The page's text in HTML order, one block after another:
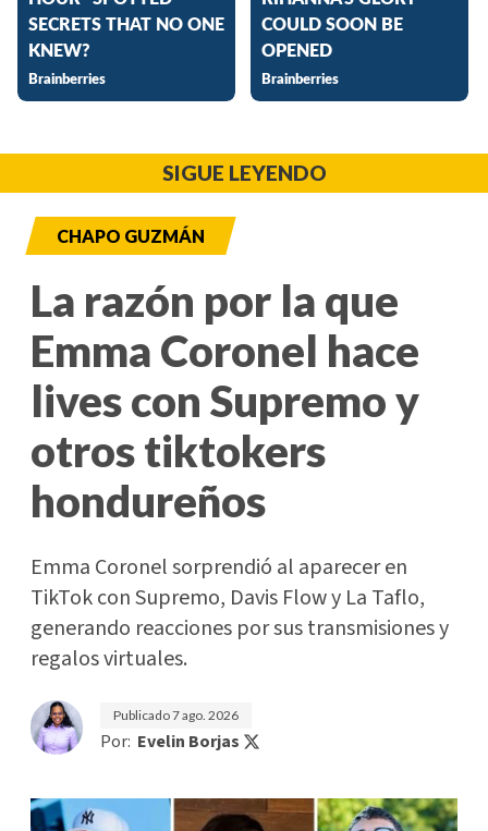
SIGUE LEYENDO
CHAPO GUZMÁN
La razón por la que
Emma Coronel hace
lives con Supremo y
otros tiktokers
hondureños
Emma Coronel sorprendió al aparecer en
TikTok con Supremo, Davis Flow y La Taflo,
generando reacciones por sus transmisiones y
regalos virtuales.
Publicado7 ago. 2026
Por: Evelin Borjas